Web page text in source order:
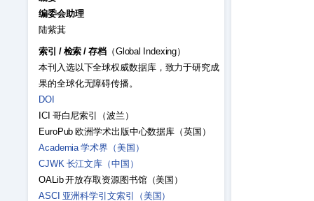
编委会助理
陆紫萁
索引 / 检索 /存档（Global Indexing）
本刊入选以下全球权威数据库，致力于研究成
果的全球化无障碍传播。
DOI
ICI 哥白尼索引（波兰）
EuroPub 欧洲学术出版中心数据库（英国）
Academia 学术界（美国）
CJWK 长江文库（中国）
OALib 开放存取资源图书馆（美国）
ASCI 亚洲科学引文索引（美国）